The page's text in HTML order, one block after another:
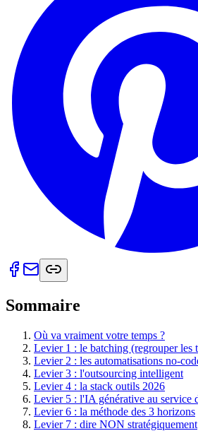
Sommaire
Où va vraiment votre temps ?
Levier 1 : le batching (regrouper les
Levier 2 : les automatisations no-
Levier 3 : l'outsourcing intelligent
Levier 4 : la stack outils 2026
Levier 5 : l'IA générative au service
Levier 6 : la méthode des 3 horizons
Levier 7 : dire NON stratégiquement